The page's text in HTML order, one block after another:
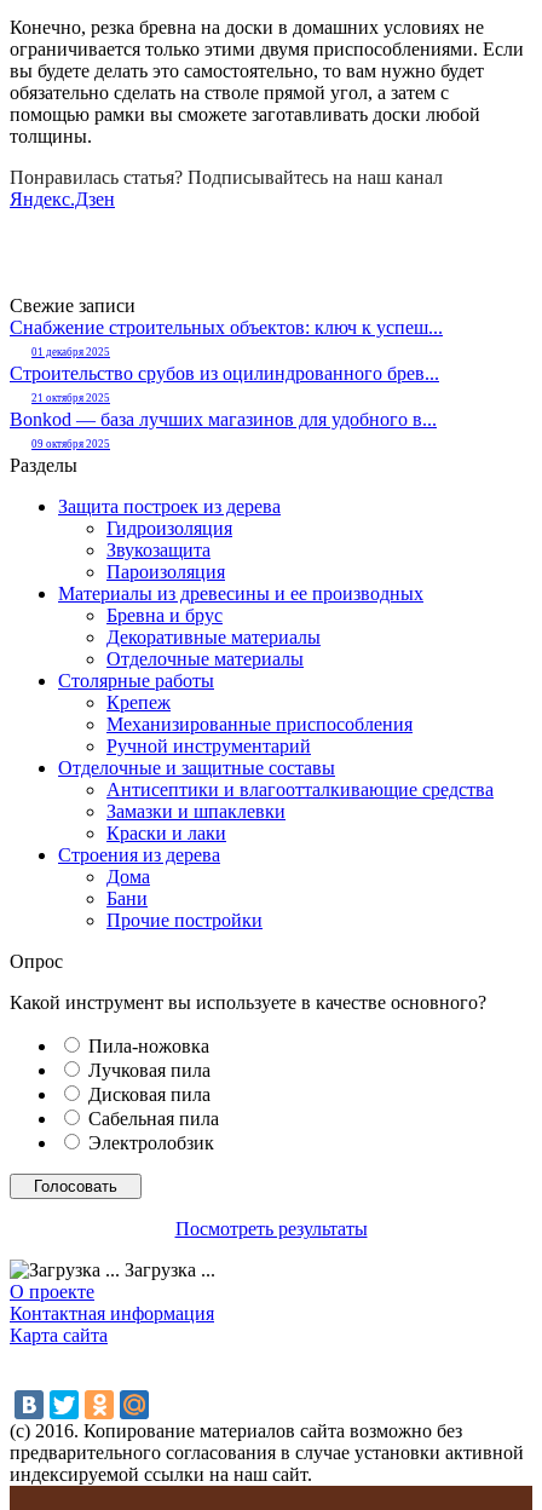
Конечно, резка бревна на доски в домашних условиях не
ограничивается только этими двумя приспособлениями. Если
вы будете делать это самостоятельно, то вам нужно будет
обязательно сделать на стволе прямой угол, а затем с
помощью рамки вы сможете заготавливать доски любой
толщины.
Понравилась статья? Подписывайтесь на наш канал
Яндекс.Дзен
Свежие записи
Снабжение строительных объектов: ключ к успеш...
01 декабря 2025
Строительство срубов из оцилиндрованного брев...
21 октября 2025
Bonkod — база лучших магазинов для удобного в...
09 октября 2025
Разделы
Защита построек из дерева
Гидроизоляция
Звукозащита
Пароизоляция
Материалы из древесины и ее производных
Бревна и брус
Декоративные материалы
Отделочные материалы
Столярные работы
Крепеж
Механизированные приспособления
Ручной инструментарий
Отделочные и защитные составы
Антисептики и влагоотталкивающие средства
Замазки и шпаклевки
Краски и лаки
Строения из дерева
Дома
Бани
Прочие постройки
Опрос
Какой инструмент вы используете в качестве основного?
Пила-ножовка
Лучковая пила
Дисковая пила
Сабельная пила
Электролобзик
Посмотреть результаты
Загрузка ...
О проекте
Контактная информация
Карта сайта
(с) 2016. Копирование материалов сайта возможно без
предварительного согласования в случае установки активной
индексируемой ссылки на наш сайт.